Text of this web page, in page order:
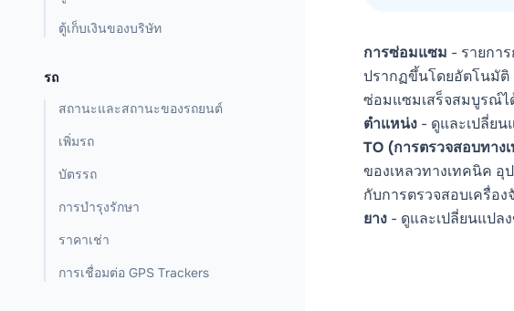
ตู้เก็บเงินของบริษัท
รถ
สถานะและสถานะของรถยนต์
เพิ่มรถ
บัตรรถ
การบำรุงรักษา
ราคาเช่า
การเชื่อมต่อ GPS Trackers
การซ่อมแซม - รายกา
ปรากฏขึ้นโดยอัตโนมัติ
ซ่อมแซมเสร็จสมบูรณ์ไ
ตำแหน่ง - ดูและเปลี่ย
TO (การตรวจสอบทาง
ของเหลวทางเทคนิค
กับการตรวจสอบเครื่อง
ยาง - ดูและเปลี่ยนแปล